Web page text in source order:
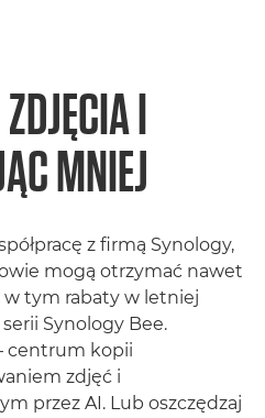
I
MNIEJ
z firmą Synology,
mogą otrzymać nawet
w tym rabaty w letniej
Synology Bee.
centrum kopii
zdjęć i
przez AI. Lub oszczędzaj